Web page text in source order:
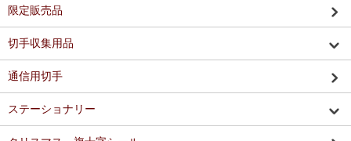
限定販売品
切手収集用品
通信用切手
ステーショナリー